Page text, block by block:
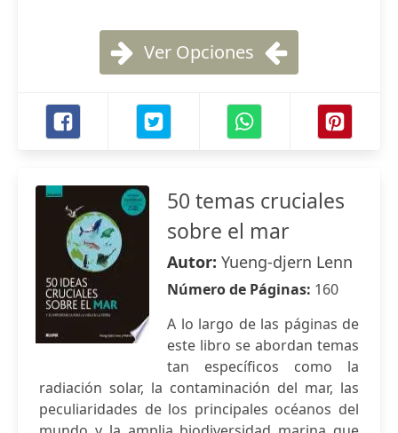
Ver Opciones
50 temas cruciales
sobre el mar
Autor: Yueng-djern Lenn
Número de Páginas: 160
A lo largo de las páginas de
este libro se abordan temas
tan específicos como la
radiación solar, la contaminación del mar, las
peculiaridades de los principales océanos del